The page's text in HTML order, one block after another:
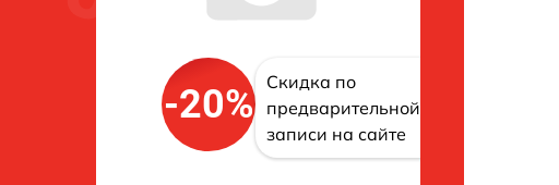
-20%
Скидка по
предварительной
записи на сайте